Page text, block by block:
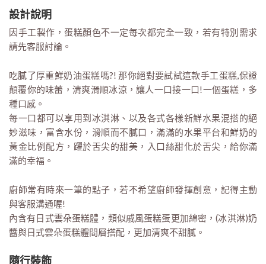
設計說明
因手工製作，蛋糕顏色不一定每次都完全一致，若有特別需求
請先客服討論。
吃膩了厚重鮮奶油蛋糕嗎?! 那你絕對要試試這款手工蛋糕,保證
顛覆你的味蕾，清爽滑順冰涼，讓人一口接一口!一個蛋糕，多
種口感。
每一口都可以享用到冰淇淋、以及各式各樣新鮮水果混搭的絕
妙滋味，富含水份，滑順而不膩口，滿滿的水果平台和鮮奶的
黃金比例配方，躍於舌尖的甜美，入口絲甜化於舌尖，給你滿
滿的幸福。
廚師常有時來一筆的點子，若不希望廚師發揮創意，記得主動
與客服溝通喔!
內含有日式雲朵蛋糕體，類似戚風蛋糕蛋更加綿密，(冰淇淋)奶
醬與日式雲朵蛋糕體間層搭配，更加清爽不甜膩。
隨行裝飾